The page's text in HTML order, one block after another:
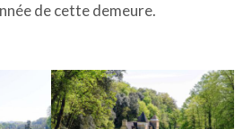
de cette demeure.